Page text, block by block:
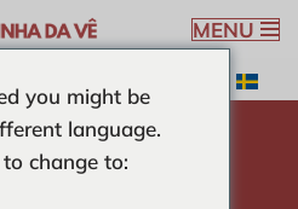
MENU
- Wat is het verschil tussen
you might be
language.
change to: